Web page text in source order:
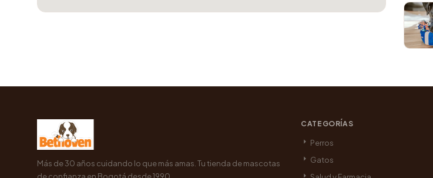
Más de 30 años cuidando lo que más amas. Tu tienda de mascotas
CATEGORÍAS
Perros
Gatos